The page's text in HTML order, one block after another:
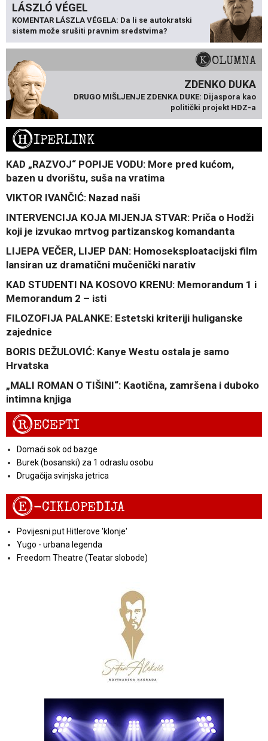
LÁSZLÓ VÉGEL
KOMENTAR LÁSZLA VÉGELA: Da li se autokratski
sistem može srušiti pravnim sredstvima?
KOLUMNA
ZDENKO DUKA
DRUGO MIŠLJENJE ZDENKA DUKE: Dijaspora kao
politički projekt HDZ-a
HIPERLINK
KAD „RAZVOJ“ POPIJE VODU: More pred kućom,
bazen u dvorištu, suša na vratima
VIKTOR IVANČIĆ: Nazad naši
INTERVENCIJA KOJA MIJENJA STVAR: Priča o Hodži
koji je izvukao mrtvog partizanskog komandanta
LIJEPA VEČER, LIJEP DAN: Homoseksploatacijski film
lansiran uz dramatični mučenički narativ
KAD STUDENTI NA KOSOVO KRENU: Memorandum 1 i
Memorandum 2 – isti
FILOZOFIJA PALANKE: Estetski kriteriji huliganske
zajednice
BORIS DEŽULOVIĆ: Kanye Westu ostala je samo
Hrvatska
„MALI ROMAN O TIŠINI“: Kaotična, zamršena i duboko
intimna knjiga
RECEPTI
Domaći sok od bazge
Burek (bosanski) za 1 odraslu osobu
Drugačija svinjska jetrica
E-CIKLOPEDIJA
Povijesni put Hitlerove 'klonje'
Yugo - urbana legenda
Freedom Theatre (Teatar slobode)